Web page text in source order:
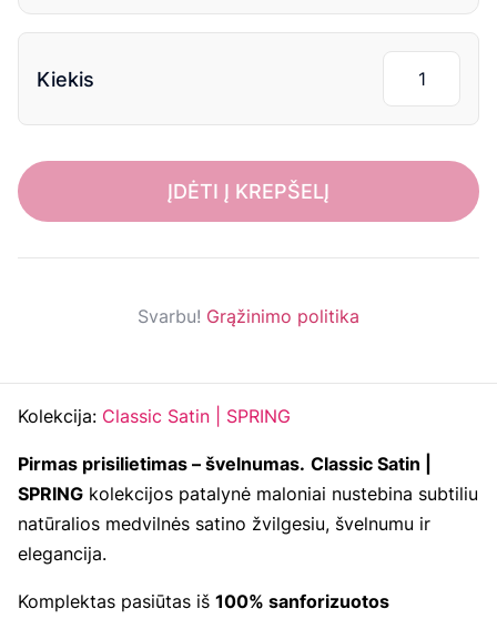
Kiekis
ĮDĖTI Į KREPŠELĮ
Svarbu! Grąžinimo politika
Kolekcija: Classic Satin | SPRING
Pirmas prisilietimas – švelnumas. Classic Satin |
SPRING kolekcijos patalynė maloniai nustebina subtiliu
natūralios medvilnės satino žvilgesiu, švelnumu ir
elegancija.
Komplektas pasiūtas iš 100% sanforizuotos